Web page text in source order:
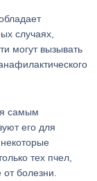
случаях,
могут вызывать
самым
его для
тех пчел,
болезни.